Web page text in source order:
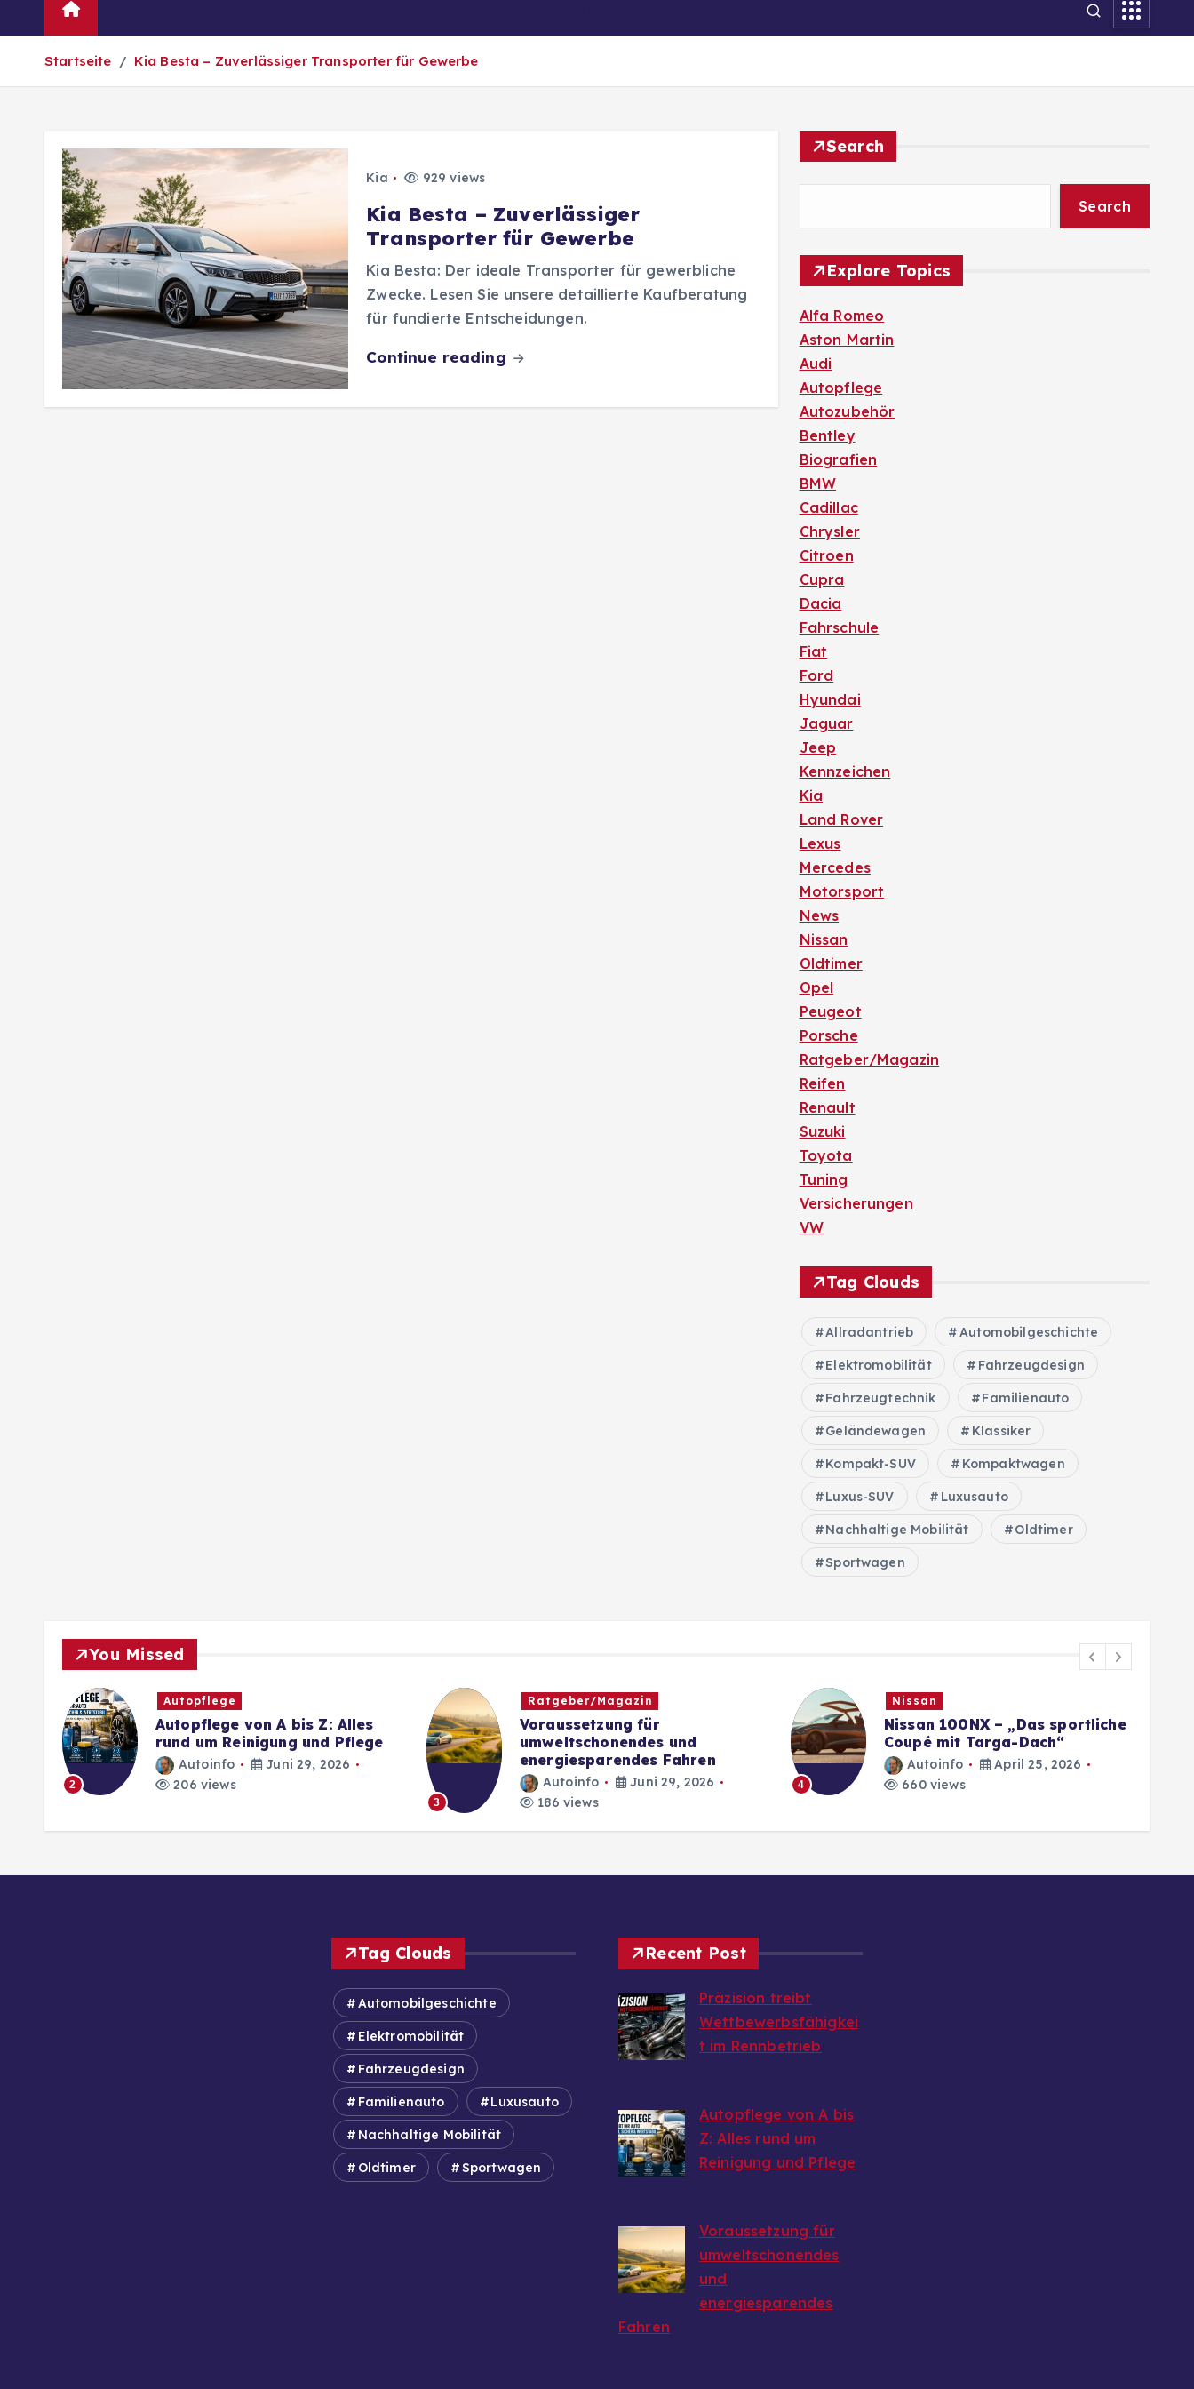
Startseite Kia Besta – Zuverlässiger Transporter für Gewerbe
Kia 929 views
Kia Besta – Zuverlässiger
Transporter für Gewerbe
Kia Besta: Der ideale Transporter für gewerbliche
Zwecke. Lesen Sie unsere detaillierte Kaufberatung
für fundierte Entscheidungen.
Continue reading
Search
Search
Explore Topics
Alfa Romeo
Aston Martin
Audi
Autopflege
Autozubehör
Bentley
Biografien
BMW
Cadillac
Chrysler
Citroen
Cupra
Dacia
Fahrschule
Fiat
Ford
Hyundai
Jaguar
Jeep
Kennzeichen
Kia
Land Rover
Lexus
Mercedes
Motorsport
News
Nissan
Oldtimer
Opel
Peugeot
Porsche
Ratgeber/Magazin
Reifen
Renault
Suzuki
Toyota
Tuning
Versicherungen
VW
Tag Clouds
Allradantrieb Automobilgeschichte
Elektromobilität Fahrzeugdesign
Fahrzeugtechnik Familienauto
Geländewagen Klassiker
Kompakt-SUV Kompaktwagen
Luxus-SUV Luxusauto
Nachhaltige Mobilität Oldtimer
Sportwagen
You Missed
2
Autopflege
Autopflege von A bis Z: Alles
rund um Reinigung und Pflege
Autoinfo
Juni 29, 2026
206 views
3
Ratgeber/Magazin
Voraussetzung für
umweltschonendes und
energiesparendes Fahren
Autoinfo
Juni 29, 2026
186 views
4
Nissan
Nissan 100NX – „Das sportliche
Coupé mit Targa-Dach“
Autoinfo
April 25, 2026
660 views
Tag Clouds
Automobilgeschichte
Elektromobilität
Fahrzeugdesign
Familienauto Luxusauto
Nachhaltige Mobilität
Oldtimer Sportwagen
Recent Post
Präzision treibt
Wettbewerbsfähigkei
t im Rennbetrieb
Autopflege von A bis
Z: Alles rund um
Reinigung und Pflege
Voraussetzung für
umweltschonendes
und
energiesparendes
Fahren